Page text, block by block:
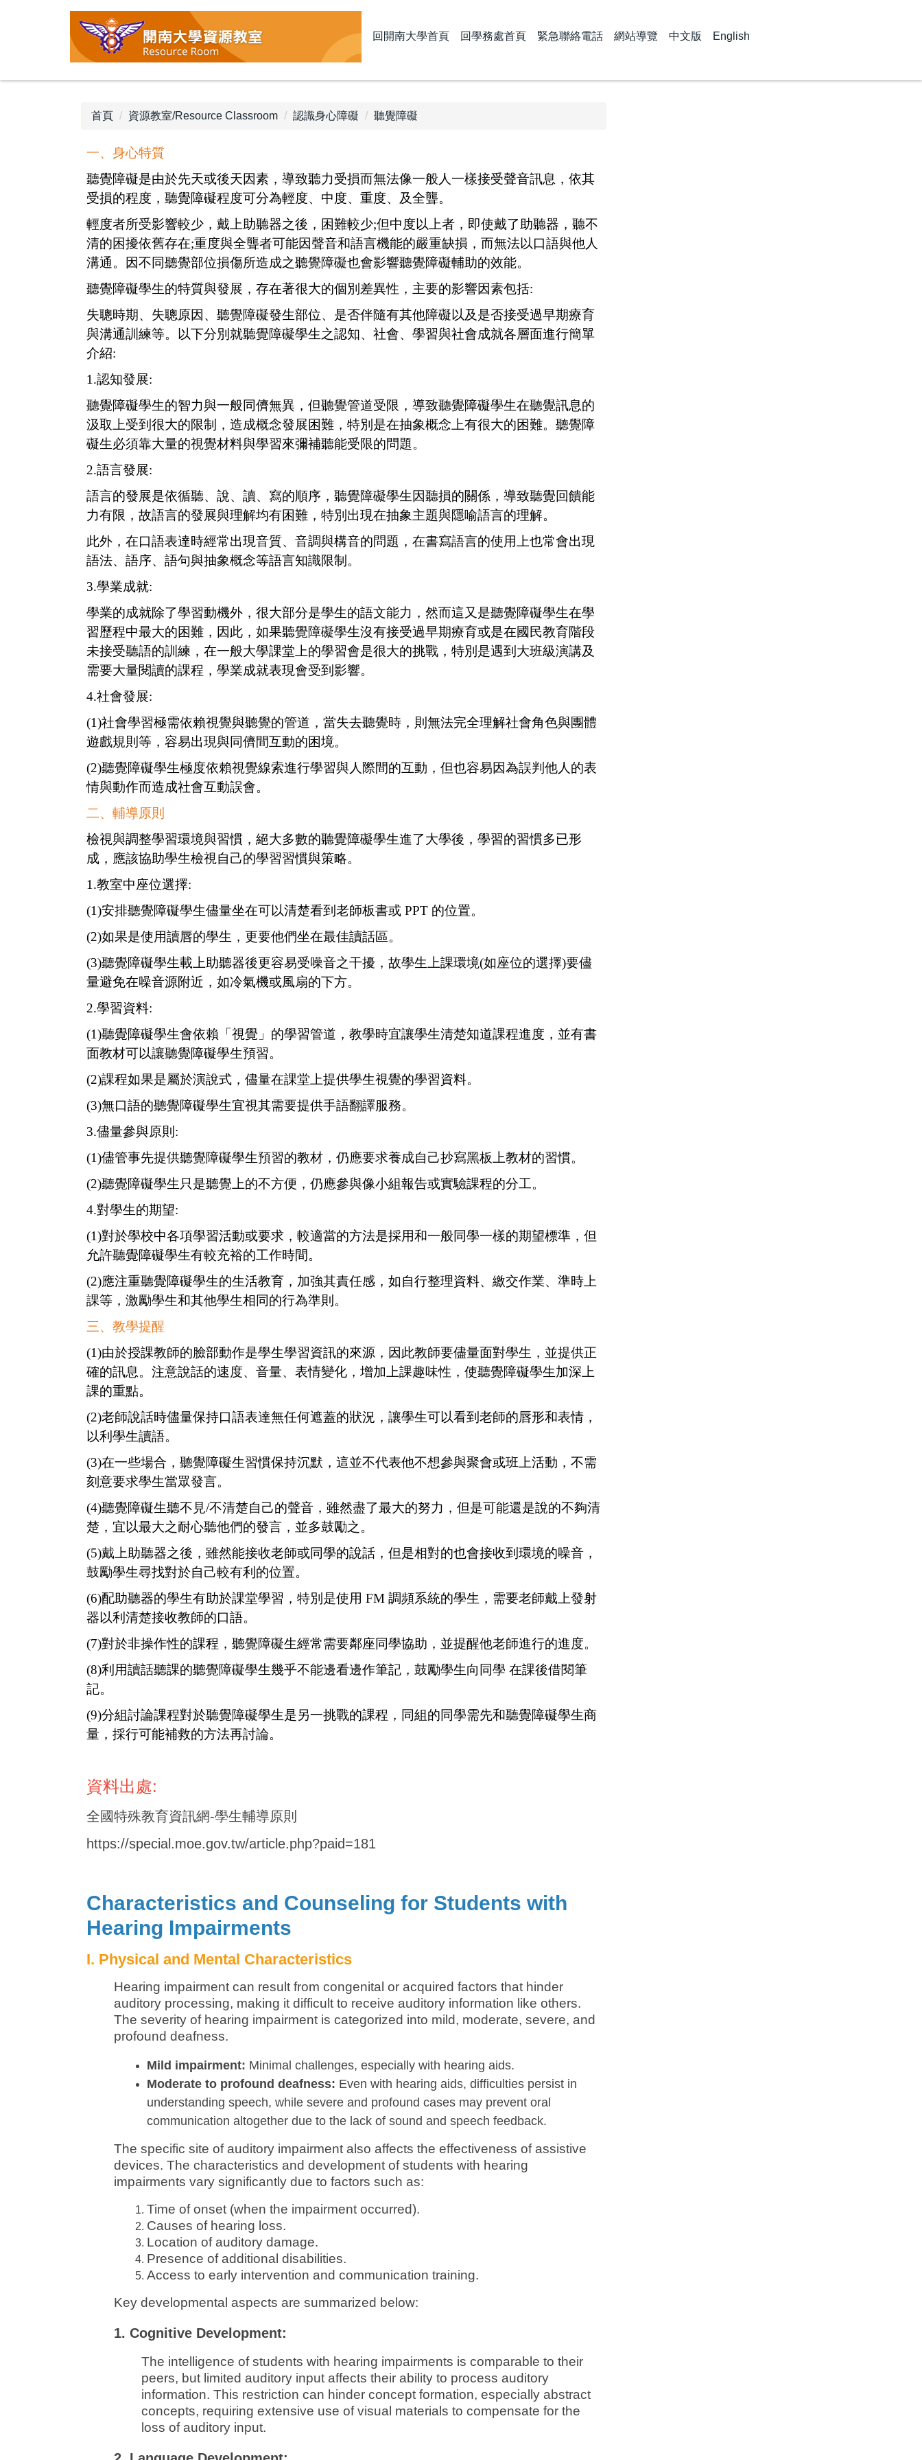
回開南大學首頁 回學務處首頁 緊急聯絡電話 網站導覽 中文版 English
首頁 資源教室/Resource Classroom 認識身心障礙 聽覺障礙
一、身心特質
聽覺障礙是由於先天或後天因素，導致聽力受損而無法像一般人一樣接受聲音訊息，依其
受損的程度，聽覺障礙程度可分為輕度、中度、重度、及全聾。
輕度者所受影響較少，戴上助聽器之後，困難較少;但中度以上者，即使戴了助聽器，聽不
清的困擾依舊存在;重度與全聾者可能因聲音和語言機能的嚴重缺損，而無法以口語與他人
溝通。因不同聽覺部位損傷所造成之聽覺障礙也會影響聽覺障礙輔助的效能。
聽覺障礙學生的特質與發展，存在著很大的個別差異性，主要的影響因素包括:
失聰時期、失聰原因、聽覺障礙發生部位、是否伴隨有其他障礙以及是否接受過早期療育
與溝通訓練等。以下分別就聽覺障礙學生之認知、社會、學習與社會成就各層面進行簡單
介紹:
1.認知發展:
聽覺障礙學生的智力與一般同儕無異，但聽覺管道受限，導致聽覺障礙學生在聽覺訊息的
汲取上受到很大的限制，造成概念發展困難，特別是在抽象概念上有很大的困難。聽覺障
礙生必須靠大量的視覺材料與學習來彌補聽能受限的問題。
2.語言發展:
語言的發展是依循聽、說、讀、寫的順序，聽覺障礙學生因聽損的關係，導致聽覺回饋能
力有限，故語言的發展與理解均有困難，特別出現在抽象主題與隱喻語言的理解。
此外，在口語表達時經常出現音質、音調與構音的問題，在書寫語言的使用上也常會出現
語法、語序、語句與抽象概念等語言知識限制。
3.學業成就:
學業的成就除了學習動機外，很大部分是學生的語文能力，然而這又是聽覺障礙學生在學
習歷程中最大的困難，因此，如果聽覺障礙學生沒有接受過早期療育或是在國民教育階段
未接受聽語的訓練，在一般大學課堂上的學習會是很大的挑戰，特別是遇到大班級演講及
需要大量閱讀的課程，學業成就表現會受到影響。
4.社會發展:
(1)社會學習極需依賴視覺與聽覺的管道，當失去聽覺時，則無法完全理解社會角色與團體
遊戲規則等，容易出現與同儕間互動的困境。
(2)聽覺障礙學生極度依賴視覺線索進行學習與人際間的互動，但也容易因為誤判他人的表
情與動作而造成社會互動誤會。
二、輔導原則
檢視與調整學習環境與習慣，絕大多數的聽覺障礙學生進了大學後，學習的習慣多已形
成，應該協助學生檢視自己的學習習慣與策略。
1.教室中座位選擇:
(1)安排聽覺障礙學生儘量坐在可以清楚看到老師板書或 PPT 的位置。
(2)如果是使用讀唇的學生，更要他們坐在最佳讀話區。
(3)聽覺障礙學生載上助聽器後更容易受噪音之干擾，故學生上課環境(如座位的選擇)要儘
量避免在噪音源附近，如冷氣機或風扇的下方。
2.學習資料:
(1)聽覺障礙學生會依賴「視覺」的學習管道，教學時宜讓學生清楚知道課程進度，並有書
面教材可以讓聽覺障礙學生預習。
(2)課程如果是屬於演說式，儘量在課堂上提供學生視覺的學習資料。
(3)無口語的聽覺障礙學生宜視其需要提供手語翻譯服務。
3.儘量參與原則:
(1)儘管事先提供聽覺障礙學生預習的教材，仍應要求養成自己抄寫黑板上教材的習慣。
(2)聽覺障礙學生只是聽覺上的不方便，仍應參與像小組報告或實驗課程的分工。
4.對學生的期望:
(1)對於學校中各項學習活動或要求，較適當的方法是採用和一般同學一樣的期望標準，但
允許聽覺障礙學生有較充裕的工作時間。
(2)應注重聽覺障礙學生的生活教育，加強其責任感，如自行整理資料、繳交作業、準時上
課等，激勵學生和其他學生相同的行為準則。
三、教學提醒
(1)由於授課教師的臉部動作是學生學習資訊的來源，因此教師要儘量面對學生，並提供正
確的訊息。注意說話的速度、音量、表情變化，增加上課趣味性，使聽覺障礙學生加深上
課的重點。
(2)老師說話時儘量保持口語表達無任何遮蓋的狀況，讓學生可以看到老師的唇形和表情，
以利學生讀語。
(3)在一些場合，聽覺障礙生習慣保持沉默，這並不代表他不想參與聚會或班上活動，不需
刻意要求學生當眾發言。
(4)聽覺障礙生聽不見/不清楚自己的聲音，雖然盡了最大的努力，但是可能還是說的不夠清
楚，宜以最大之耐心聽他們的發言，並多鼓勵之。
(5)戴上助聽器之後，雖然能接收老師或同學的說話，但是相對的也會接收到環境的噪音，
鼓勵學生尋找對於自己較有利的位置。
(6)配助聽器的學生有助於課堂學習，特別是使用 FM 調頻系統的學生，需要老師戴上發射
器以利清楚接收教師的口語。
(7)對於非操作性的課程，聽覺障礙生經常需要鄰座同學協助，並提醒他老師進行的進度。
(8)利用讀話聽課的聽覺障礙學生幾乎不能邊看邊作筆記，鼓勵學生向同學 在課後借閱筆
記。
(9)分組討論課程對於聽覺障礙學生是另一挑戰的課程，同組的同學需先和聽覺障礙學生商
量，採行可能補救的方法再討論。
資料出處:
全國特殊教育資訊網-學生輔導原則
https://special.moe.gov.tw/article.php?paid=181
Characteristics and Counseling for Students with
Hearing Impairments
I. Physical and Mental Characteristics
Hearing impairment can result from congenital or acquired factors that hinder
auditory processing, making it difficult to receive auditory information like others.
The severity of hearing impairment is categorized into mild, moderate, severe, and
profound deafness.
Mild impairment: Minimal challenges, especially with hearing aids.
Moderate to profound deafness: Even with hearing aids, difficulties persist in
understanding speech, while severe and profound cases may prevent oral
communication altogether due to the lack of sound and speech feedback.
The specific site of auditory impairment also affects the effectiveness of assistive
devices. The characteristics and development of students with hearing
impairments vary significantly due to factors such as:
Time of onset (when the impairment occurred).
Causes of hearing loss.
Location of auditory damage.
Presence of additional disabilities.
Access to early intervention and communication training.
Key developmental aspects are summarized below:
1. Cognitive Development:
The intelligence of students with hearing impairments is comparable to their
peers, but limited auditory input affects their ability to process auditory
information. This restriction can hinder concept formation, especially abstract
concepts, requiring extensive use of visual materials to compensate for the
loss of auditory input.